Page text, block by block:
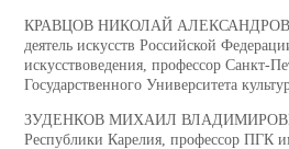
КРАВЦОВ НИКОЛАЙ
деятель искусств Российской
искусствоведения, профессор Санкт-
Государственного Университета
ЗУДЕНКОВ МИХАИЛ
Республики Карелия, профессор ПГК